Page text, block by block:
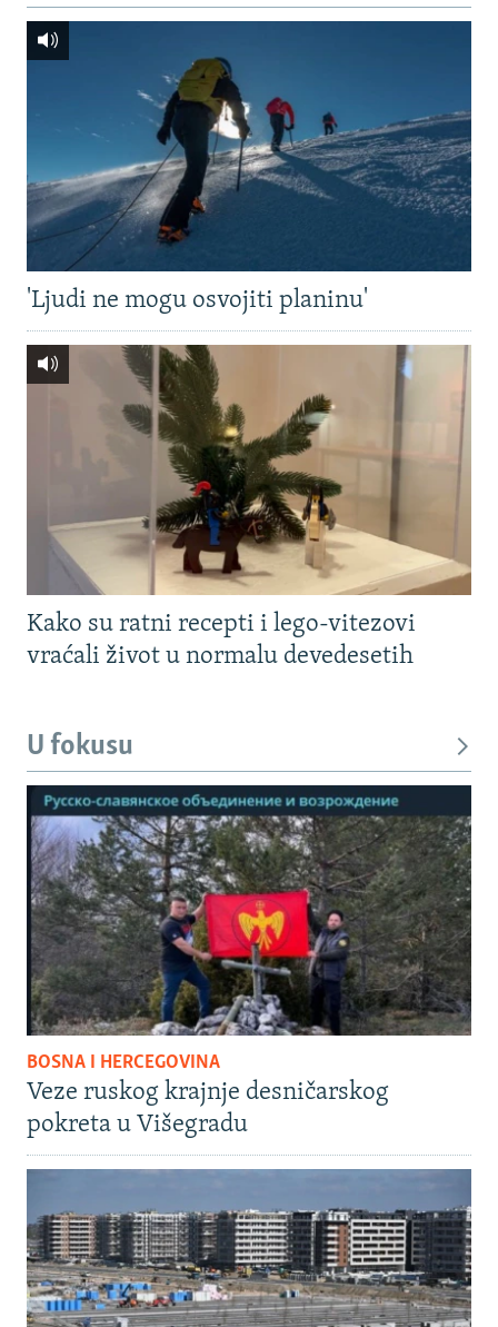
'Ljudi ne mogu osvojiti planinu'
Kako su ratni recepti i lego-vitezovi
vraćali život u normalu devedesetih
U fokusu
BOSNA I HERCEGOVINA
Veze ruskog krajnje desničarskog
pokreta u Višegradu